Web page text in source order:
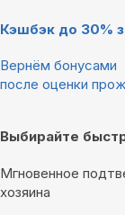
Кэшбэк до 30%
Вернём бонусами
после оценки
Выбирайте
Мгновенное
хозяина